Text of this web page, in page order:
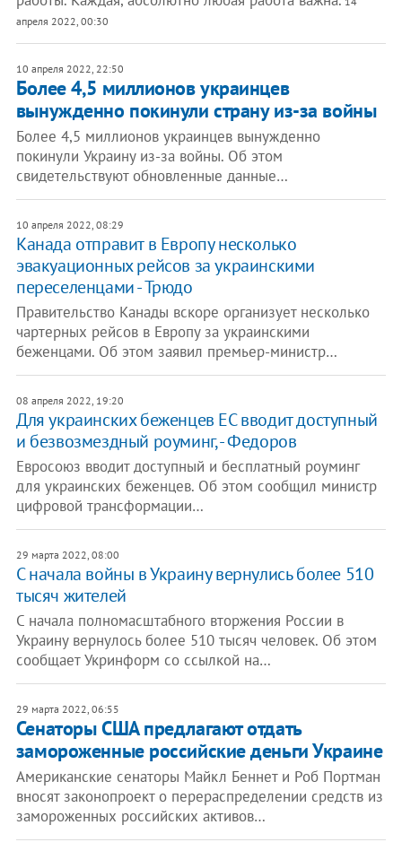
апреля 2022, 00:30
10 апреля 2022, 22:50
Более 4,5 миллионов украинцев
вынужденно покинули страну из-за войны
Более 4,5 миллионов украинцев вынужденно
покинули Украину из-за войны. Об этом
свидетельствуют обновленные данные…
10 апреля 2022, 08:29
Канада отправит в Европу несколько
эвакуационных рейсов за украинскими
переселенцами - Трюдо
Правительство Канады вскоре организует несколько
чартерных рейсов в Европу за украинскими
беженцами. Об этом заявил премьер-министр…
08 апреля 2022, 19:20
Для украинских беженцев ЕС вводит доступный
и безвозмездный роуминг, - Федоров
Евросоюз вводит доступный и бесплатный роуминг
для украинских беженцев. Об этом сообщил министр
цифровой трансформации…
29 марта 2022, 08:00
С начала войны в Украину вернулись более 510
тысяч жителей
С начала полномасштабного вторжения России в
Украину вернулось более 510 тысяч человек. Об этом
сообщает Укринформ со ссылкой на…
29 марта 2022, 06:55
Сенаторы США предлагают отдать
замороженные российские деньги Украине
Американские сенаторы Майкл Беннет и Роб Портман
вносят законопроект о перераспределении средств из
замороженных российских активов…